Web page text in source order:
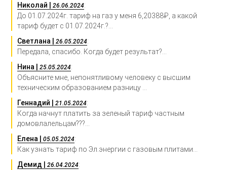
Николай |26.06.2024:
До 01.07.2024г. тариф на газ у меня 6,20388₽, а какой
тариф будет с 01.07.2024г.?...
Светлана |26.05.2024:
Передала, спасибо. Когда будет результат?...
Нина |25.05.2024:
Объясните мне, непонятливому человеку с высшим
техническим образованием разницу ...
Геннадий |21.05.2024:
Когда начнут платить за зеленый тариф частным
домовлалельцам???...
Елена |05.05.2024:
Как узнать тариф по Эл.энергии с газовым плитами...
Демид |26.04.2024: